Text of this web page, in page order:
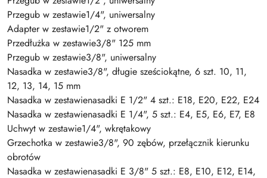
Przegub w zestawie1/4", uniwersalny
Adapter w zestawie1/2" z otworem
Przedłużka w zestawie3/8" 125 mm
Przegub w zestawie3/8", uniwersalny
Nasadka w zestawie3/8", długie sześciokątne, 6 szt. 10, 11,
12, 13, 14, 15 mm
Nasadka w zestawienasadki E 1/2" 4 szt.: E18, E20, E22, E24
Nasadka w zestawienasadki E 1/4", 5 szt.: E4, E5, E6, E7, E8
Uchwyt w zestawie1/4", wkrętakowy
Grzechotka w zestawie3/8", 90 zębów, przełącznik kierunku
obrotów
Nasadka w zestawienasadki E 3/8" 5 szt.: E8, E10, E12, E14,